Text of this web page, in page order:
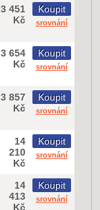
3 451
Kč
Koupit
srovnání
3 654
Kč
Koupit
srovnání
3 857
Kč
Koupit
srovnání
14
210
Kč
Koupit
srovnání
14
413
Kč
Koupit
srovnání